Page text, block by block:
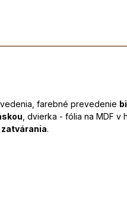
farebné prevedenie
, dvierka - fólia na MDF v
.